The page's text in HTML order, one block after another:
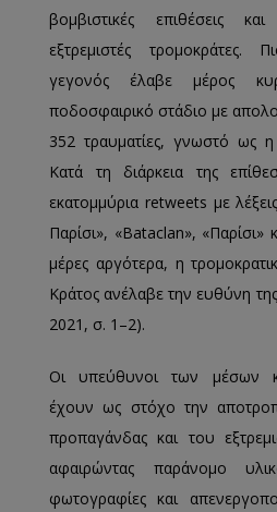
βομβιστικές επιθέσεις
εξτρεμιστές τρομοκράτες.
γεγονός έλαβε μέρος
ποδοσφαιρικό στάδιο με
352 τραυματίες, γνωστό ως
Κατά τη διάρκεια της
εκατομμύρια retweets με
Παρίσι», «Bataclan», «Παρίσι»
μέρες αργότερα, η
Κράτος ανέλαβε την ευθύνη
2021, σ. 1–2).
Οι υπεύθυνοι των μέσων
έχουν ως στόχο την
προπαγάνδας και του
αφαιρώντας παράνομο
φωτογραφίες και